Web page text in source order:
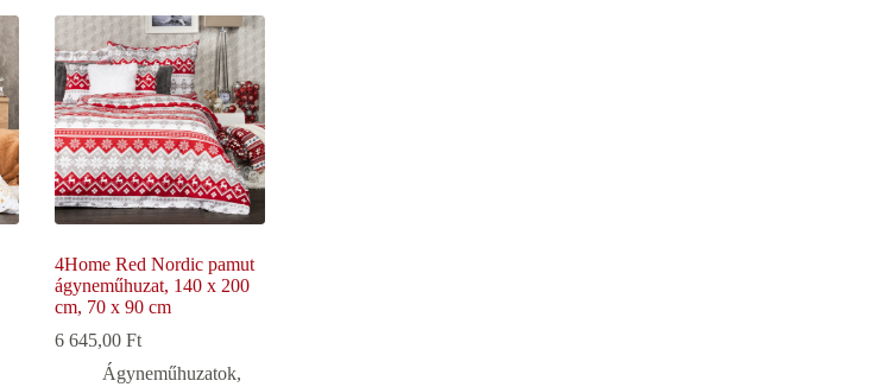
4Home Red Nordic pamut
ágyneműhuzat, 140 x 200
cm, 70 x 90 cm
6 645,00Ft
Ágyneműhuzatok,